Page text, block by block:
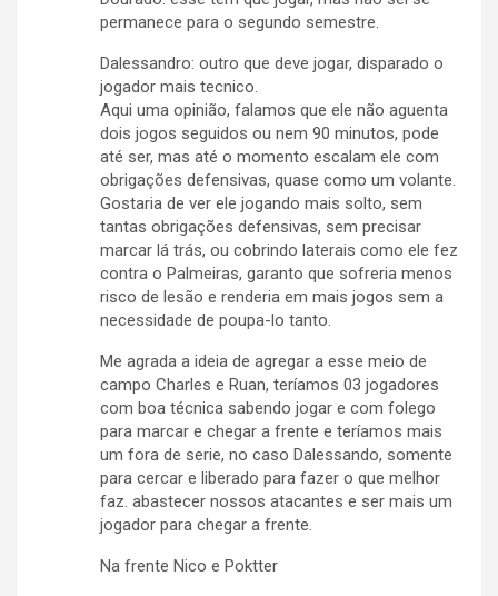
permanece para o segundo semestre.
Dalessandro: outro que deve jogar, disparado o
jogador mais tecnico.
Aqui uma opinião, falamos que ele não aguenta
dois jogos seguidos ou nem 90 minutos, pode
até ser, mas até o momento escalam ele com
obrigações defensivas, quase como um volante.
Gostaria de ver ele jogando mais solto, sem
tantas obrigações defensivas, sem precisar
marcar lá trás, ou cobrindo laterais como ele fez
contra o Palmeiras, garanto que sofreria menos
risco de lesão e renderia em mais jogos sem a
necessidade de poupa-lo tanto.
Me agrada a ideia de agregar a esse meio de
campo Charles e Ruan, teríamos 03 jogadores
com boa técnica sabendo jogar e com folego
para marcar e chegar a frente e teríamos mais
um fora de serie, no caso Dalessando, somente
para cercar e liberado para fazer o que melhor
faz. abastecer nossos atacantes e ser mais um
jogador para chegar a frente.
Na frente Nico e Poktter